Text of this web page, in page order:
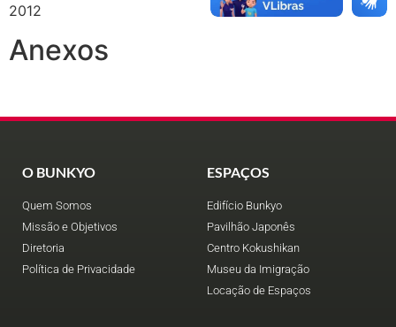
2012
Anexos
O BUNKYO
Quem Somos
Missão e Objetivos
Diretoria
Política de Privacidade
ESPAÇOS
Edifício Bunkyo
Pavilhão Japonês
Centro Kokushikan
Museu da Imigração
Locação de Espaços